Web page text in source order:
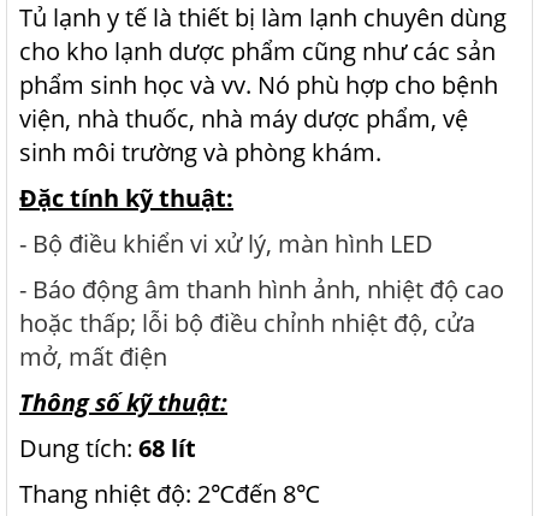
Tủ lạnh y tế là thiết bị làm lạnh chuyên dùng
cho kho lạnh dược phẩm cũng như các sản
phẩm sinh học và vv. Nó phù hợp cho bệnh
viện, nhà thuốc, nhà máy dược phẩm, vệ
sinh môi trường và phòng khám.
Đặc tính kỹ thuật:
- Bộ điều khiển vi xử lý, màn hình LED
- Báo động âm thanh hình ảnh, nhiệt độ cao
hoặc thấp; lỗi bộ điều chỉnh nhiệt độ, cửa
mở, mất điện
Thông số kỹ thuật:
Dung tích: 68 lít
Thang nhiệt độ: 2℃đến 8℃